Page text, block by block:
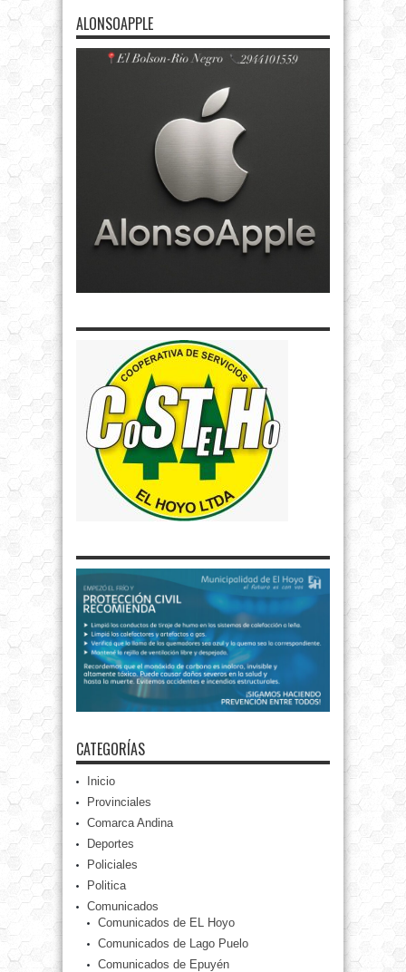
ALONSOAPPLE
CATEGORÍAS
Inicio
Provinciales
Comarca Andina
Deportes
Policiales
Politica
Comunicados
Comunicados de EL Hoyo
Comunicados de Lago Puelo
Comunicados de Epuyén